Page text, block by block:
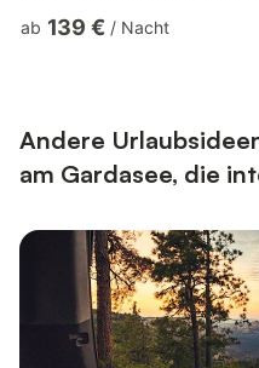
Für Aktivurlaube ist das
kommen Sie voll auf Ihre...
ab 139 € / Nacht
Andere
am Gardasee, die